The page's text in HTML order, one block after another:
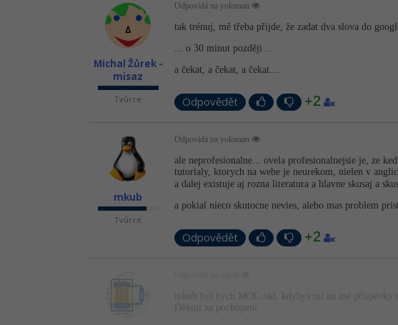
Michal Žůrek -
misaz
Tvůrce
Odpovídá na yoloman
tak trénuj, mě třeba přijde, že zadat dva slova do
... o 30 minut později ...
a čekat, a čekat, a čekat....
Odpovědět +2
mkub
Tvůrce
Odpovídá na yoloman
ale neprofesionalne... ovela profesionalnejsie je, ze
tutorialy, ktorych na webe je neurekom, nielen v
a dalej existuje aj rozna literatura a hlavne skusaj a
a pokial nieco skutocne nevies, alebo mas problem
Odpovědět +2
mkub byl bych MOC rád, kdybys mi na mé příspěvky
Děkuji za pochopení.